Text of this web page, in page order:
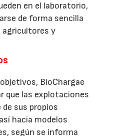
en el laboratorio,
de forma sencilla
agricultores y
BioChargae
que las explotaciones
sus propios
hacia modelos
según se informa